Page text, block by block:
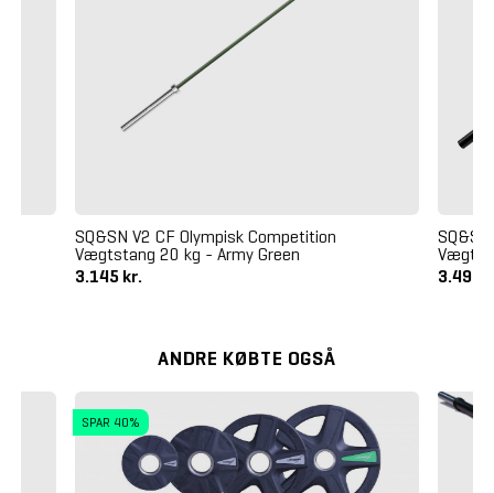
SQ&SN V2 CF Olympisk Competition
Vægtstang 20 kg - Army Green
3.145 kr.
3.495
ANDRE KØBTE OGSÅ
SPAR 40%